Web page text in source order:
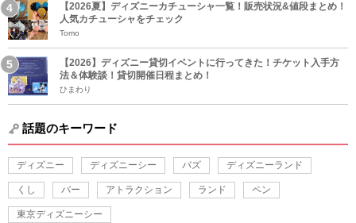
【2026夏】ディズニーカチューシャ一覧！販売状況&値段まとめ！
人気カチューシャをチェック
Tomo
【2026】ディズニー貸切イベントに行ってきた！チケット入手方
法＆体験談！貸切開催日程まとめ！
ひまわり
話題のキーワード
ディズニー ディズニーシー バズ ディズニーランド
くし バー アトラクション ランド ペン
東京ディズニーシー